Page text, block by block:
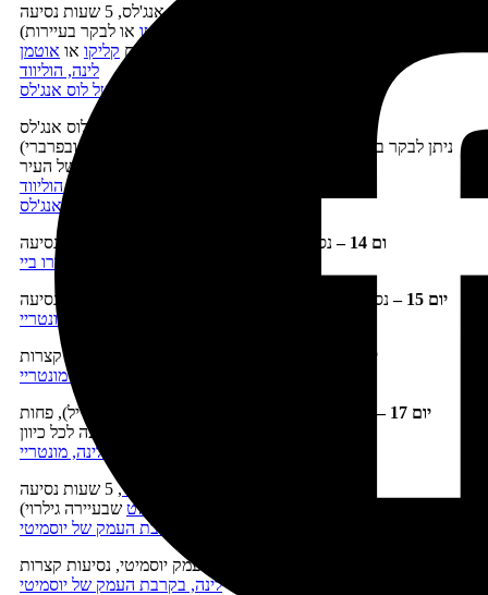
נסיעה ללוס אנג'לס, 5 שעות נסיעה
באאוטלט של העיירה ברסטו או לבקר בעיירות
הרפאים קליקו או אוטמן
לינה, הוליווד
לינה, פרברי החוף של לוס אנג'לס
יום בילוי בלוס אנג'לס
(ניתן לבקר ביום זה ביוניברסל סטודיוס או בשדרת הכוכבים ובפרברי
לינה, הוליווד
לינה, פרברי החוף של לוס אנג'לס
ום 14 –
נסיעה לדרום כביש 1 וטיול בדרך, 4 שעות נסיעה
לינה, קמבריה/מורו ביי
יום 15 –
נסיעה צפונה
לינה, מונטריי
יום 16 –
טיול בעיירה מונטריי ובסביבתה, נסיעות קצרות
לינה, מונטריי
יום 17 –
טיול בצפון כביש 1 (פוינט לובוס וכביש 17 המייל), פחות
משעה נסיעה לכל כיוון
לינה, מונטריי
שמורת יוסמיטי, 5 שעות נסיעה
באאוטלט
לינה, בקרבת העמק של יוסמיטי
טיול בעמק יוסמיטי, נסיעות קצרות
לינה, בקרבת העמק של יוסמיטי